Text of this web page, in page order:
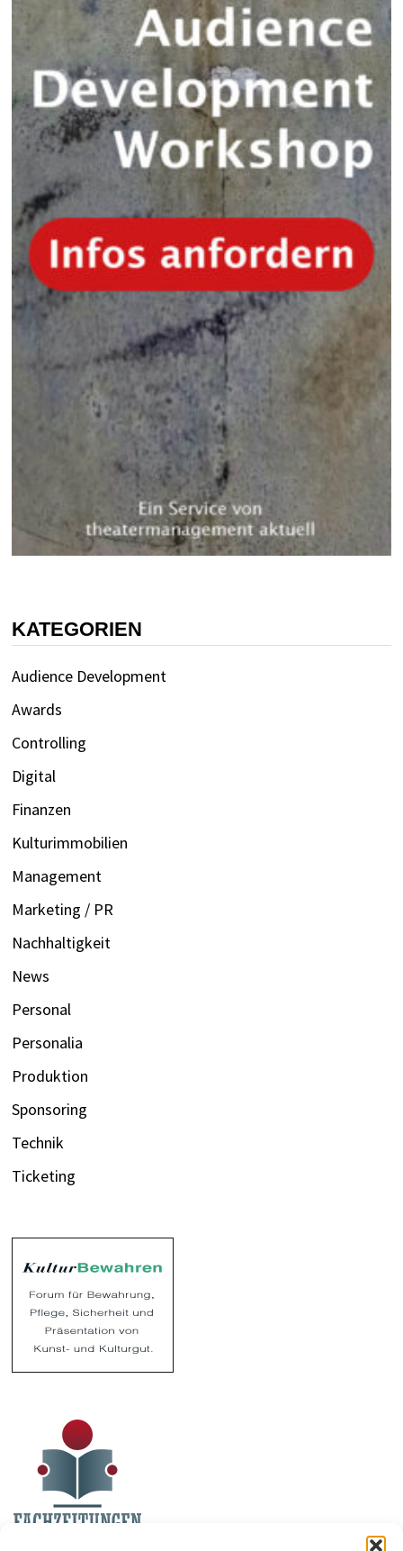
KATEGORIEN
Audience Development
Awards
Controlling
Digital
Finanzen
Kulturimmobilien
Management
Marketing / PR
Nachhaltigkeit
News
Personal
Personalia
Produktion
Sponsoring
Technik
Ticketing